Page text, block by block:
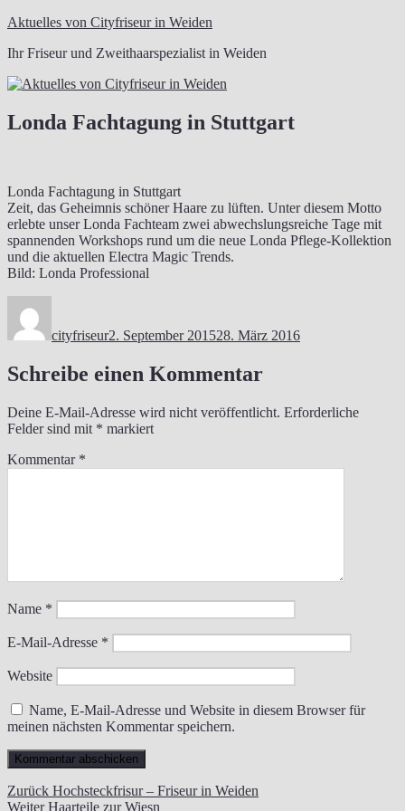
Zum
springen
Aktuelles von Cityfriseur in Weiden
Ihr Friseur und Zweithaarspezialist in Weiden
Londa Fachtagung in Stuttgart
Londa Fachtagung in Stuttgart
Zeit, das Geheimnis schöner Haare zu lüften. Unter diesem Motto
erlebte unser Londa Fachteam zwei abwechslungsreiche Tage mit
spannenden Workshops rund um die neue Londa Pflege-Kollektion
und die aktuellen Electra Magic Trends.
Bild: Londa Professional
cityfriseur2. September 201528. März 2016
Schreibe einen Kommentar
Deine E-Mail-Adresse wird nicht veröffentlicht. Erforderliche
Felder sind mit * markiert
Kommentar *
Name *
E-Mail-Adresse *
Website
Name, E-Mail-Adresse und Website in diesem Browser für
meinen nächsten Kommentar speichern.
Beitragsnavigation
Zurück Vorheriger
Beitrag:
Hochsteckfrisur – Friseur in Weiden
Weiter Nächster
Haarteile zur Wiesn